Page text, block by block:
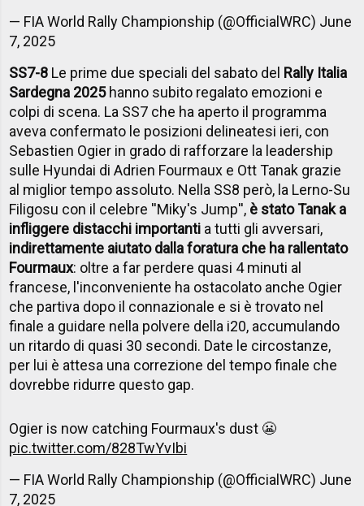
— FIA World Rally Championship (@OfficialWRC) June
7, 2025
SS7-8 Le prime due speciali del sabato del Rally Italia
Sardegna 2025hanno subito regalato emozioni e
colpi di scena. La SS7 che ha aperto il programma
aveva confermato le posizioni delineatesi ieri, con
Sebastien Ogier in grado di rafforzare la leadership
sulle Hyundai di Adrien Fourmaux e Ott Tanak grazie
al miglior tempo assoluto. Nella SS8 però, la Lerno-Su
Filigosu con il celebre ''Miky's Jump'', è stato Tanak a
infliggere distacchi importanti a tutti gli avversari,
indirettamente aiutato dalla foratura che ha rallentato
Fourmaux: oltre a far perdere quasi 4 minuti al
francese, l'inconveniente ha ostacolato anche Ogier
che partiva dopo il connazionale e si è trovato nel
finale a guidare nella polvere della i20, accumulando
un ritardo di quasi 30 secondi. Date le circostanze,
per lui è attesa una correzione del tempo finale che
dovrebbe ridurre questo gap.
Ogier is now catching Fourmaux's dust 😬
pic.twitter.com/828TwYvIbi
— FIA World Rally Championship (@OfficialWRC) June
7, 2025